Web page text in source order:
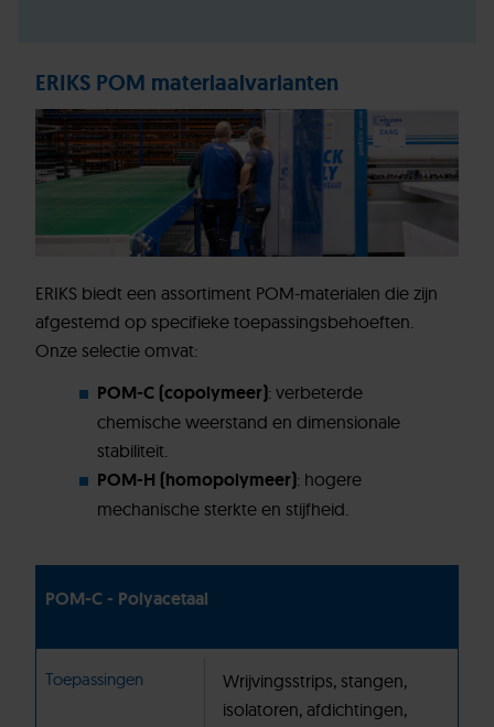
ERIKS POM materiaalvarianten
ERIKS biedt een assortiment POM-materialen die zijn
afgestemd op specifieke toepassingsbehoeften.
Onze selectie omvat:
POM-C (copolymeer): verbeterde
chemische weerstand en dimensionale
stabiliteit.
POM-H (homopolymeer): hogere
mechanische sterkte en stijfheid.
POM-C - Polyacetaal
Toepassingen
Wrijvingsstrips, stangen,
isolatoren, afdichtingen,